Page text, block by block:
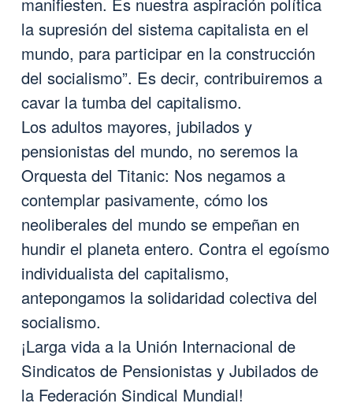
la supresión del sistema capitalista en el
mundo, para participar en la construcción
del socialismo”. Es decir, contribuiremos a
cavar la tumba del capitalismo.
Los adultos mayores, jubilados y
pensionistas del mundo, no seremos la
Orquesta del Titanic: Nos negamos a
contemplar pasivamente, cómo los
neoliberales del mundo se empeñan en
hundir el planeta entero. Contra el egoísmo
individualista del capitalismo,
antepongamos la solidaridad colectiva del
socialismo.
¡Larga vida a la Unión Internacional de
Sindicatos de Pensionistas y Jubilados de
la Federación Sindical Mundial!